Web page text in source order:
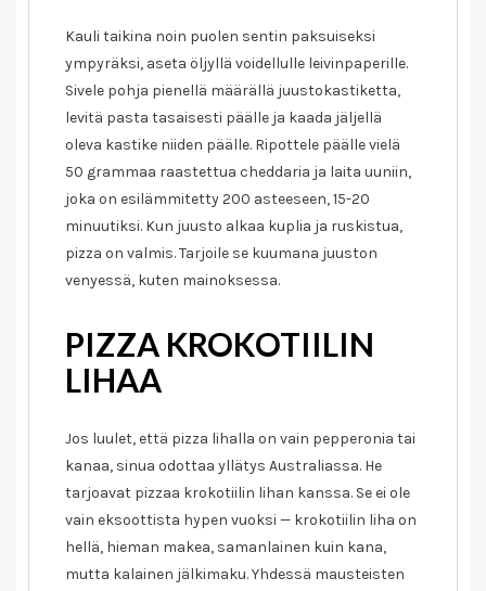
Kauli taikina noin puolen sentin paksuiseksi
ympyräksi, aseta öljyllä voidellulle leivinpaperille.
Sivele pohja pienellä määrällä juustokastiketta,
levitä pasta tasaisesti päälle ja kaada jäljellä
oleva kastike niiden päälle. Ripottele päälle vielä
50 grammaa raastettua cheddaria ja laita uuniin,
joka on esilämmitetty 200 asteeseen, 15-20
minuutiksi. Kun juusto alkaa kuplia ja ruskistua,
pizza on valmis. Tarjoile se kuumana juuston
venyessä, kuten mainoksessa.
PIZZA KROKOTIILIN
LIHAA
Jos luulet, että pizza lihalla on vain pepperonia tai
kanaa, sinua odottaa yllätys Australiassa. He
tarjoavat pizzaa krokotiilin lihan kanssa. Se ei ole
vain eksoottista hypen vuoksi — krokotiilin liha on
hellä, hieman makea, samanlainen kuin kana,
mutta kalainen jälkimaku. Yhdessä mausteisten